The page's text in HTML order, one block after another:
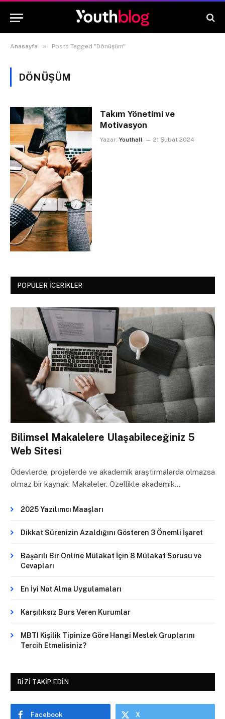
Anasayfa » Posts Tagged "Dönüşüm"
DÖNÜŞÜM
Takım Yönetimi ve
Motivasyon
Yazar: Youthall 21 Şubat 2024
POPÜLER İÇERIKLER
Bilimsel Makalelere Ulaşabileceğiniz 5
Web Sitesi
Ödevlerde, projelerde ve akademik araştırmalarda olmazsa
olmaz bir kaynak: Makaleler. Özellikle akademik…
2025 Yazılımcı Maaşları
Dikkat Sürenizin Azaldığını Gösteren 3 Önemli İşaret
Başarılı Bir Online Mülakat İçin 8 Mülakat Sorusu ve
Cevapları
En İyi Not Alma Uygulamaları
Karşılıksız Burs Veren Kurumlar
MBTI Kişilik Tipinize Göre Hangi Meslek Gruplarını
Tercih Etmelisiniz?
BIZI TAKIP EDIN
Facebook X